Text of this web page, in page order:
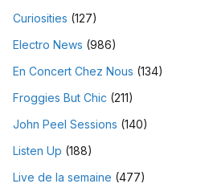
Curiosities (127)
Electro News (986)
En Concert Chez Nous (134)
Froggies But Chic (211)
John Peel Sessions (140)
Listen Up (188)
Live de la semaine (477)